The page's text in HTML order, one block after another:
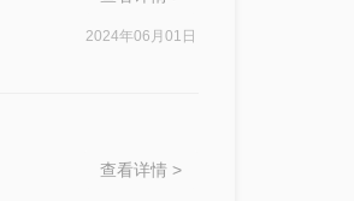
2024年06月01日
查看详情 >